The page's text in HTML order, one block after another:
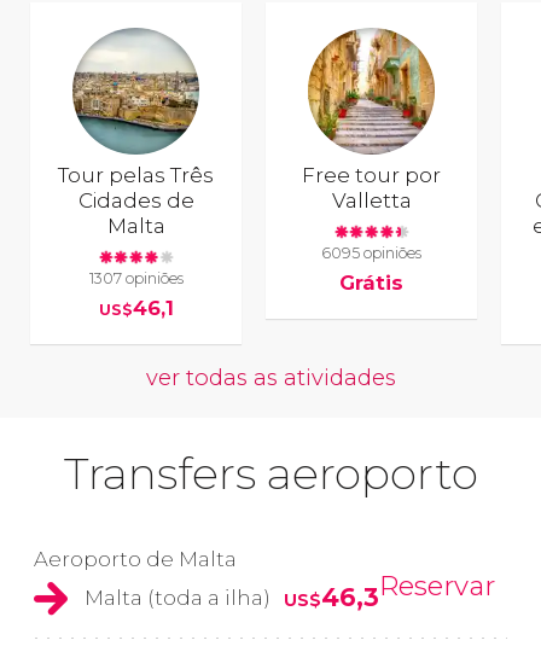
Tour pelas Três
Cidades de
Malta
1307 opiniões
US$46,1
Free tour por
Valletta
6095 opiniões
Grátis
ver todas as atividades
Transfers aeroporto
Aeroporto de Malta
Malta (toda a ilha)
US$46,3Reservar